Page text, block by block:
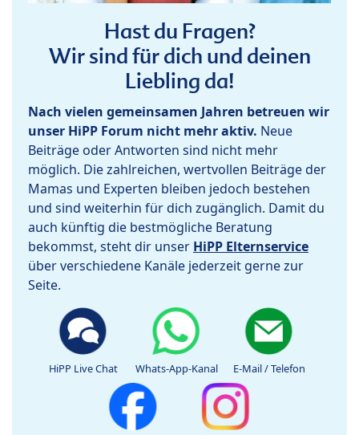
Hast du Fragen?
Wir sind für dich und deinen
Liebling da!
Nach vielen gemeinsamen Jahren betreuen wir
unser HiPP Forum nicht mehr aktiv. Neue
Beiträge oder Antworten sind nicht mehr
möglich. Die zahlreichen, wertvollen Beiträge der
Mamas und Experten bleiben jedoch bestehen
und sind weiterhin für dich zugänglich. Damit du
auch künftig die bestmögliche Beratung
bekommst, steht dir unser HiPP Elternservice
über verschiedene Kanäle jederzeit gerne zur
Seite.
HiPP Live Chat Whats-App-Kanal E-Mail / Telefon